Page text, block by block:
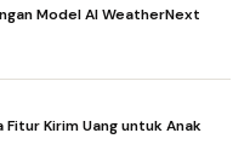
Model AI WeatherNext
Kirim Uang untuk Anak